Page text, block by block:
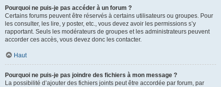
Pourquoi ne puis-je pas accéder à un forum ?
Certains forums peuvent être réservés à certains utilisateurs ou groupes. Pour
les consulter, les lire, y poster, etc., vous devez avoir les permissions s’y
rapportant. Seuls les modérateurs de groupes et les administrateurs peuvent
accorder ces accès, vous devez donc les contacter.
Haut
Pourquoi ne puis-je pas joindre des fichiers à mon message ?
La possibilité d’ajouter des fichiers joints peut être accordée par forum, par